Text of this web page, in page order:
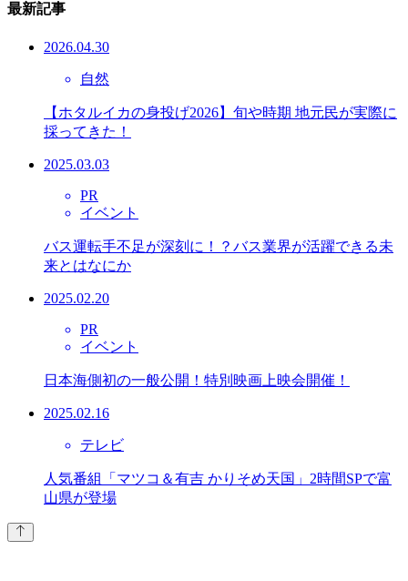
最新記事
2026.04.30
自然
【ホタルイカの身投げ2026】旬や時期 地元民が実際に
採ってきた！
2025.03.03
PR
イベント
バス運転手不足が深刻に！？バス業界が活躍できる未
来とはなにか
2025.02.20
PR
イベント
日本海側初の一般公開！特別映画上映会開催！
2025.02.16
テレビ
人気番組「マツコ＆有吉 かりそめ天国」2時間SPで富
山県が登場